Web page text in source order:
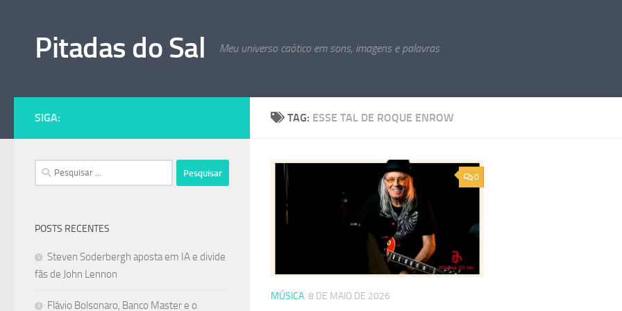
Pitadas do Sal Meu universo caótico em sons, imagens e palavras
TAG: ESSE TAL DE ROQUE ENROW
0
MÚSICA 8 DE MAIO DE 2026
SIGA:
Pesquisar
por:
POSTS RECENTES
Steven Soderbergh aposta em IA e divide
fãs de John Lennon
Flávio Bolsonaro, Banco Master e o